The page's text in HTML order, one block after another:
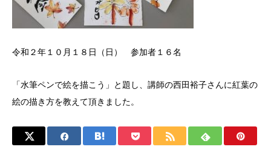
令和２年１０月１８日（日） 参加者１６名
「水筆ペンで絵を描こう」と題し、講師の西田裕子さんに紅葉の
絵の描き方を教えて頂きました。